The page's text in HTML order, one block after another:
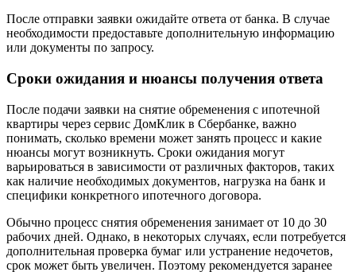
После отправки заявки ожидайте ответа от банка. В случае
необходимости предоставьте дополнительную информацию
или документы по запросу.
Сроки ожидания и нюансы получения ответа
После подачи заявки на снятие обременения с ипотечной
квартиры через сервис ДомКлик в Сбербанке, важно
понимать, сколько времени может занять процесс и какие
нюансы могут возникнуть. Сроки ожидания могут
варьироваться в зависимости от различных факторов, таких
как наличие необходимых документов, нагрузка на банк и
специфики конкретного ипотечного договора.
Обычно процесс снятия обременения занимает от 10 до 30
рабочих дней. Однако, в некоторых случаях, если потребуется
дополнительная проверка бумаг или устранение недочетов,
срок может быть увеличен. Поэтому рекомендуется заранее